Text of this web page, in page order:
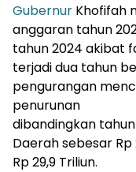
Gubernur Khofifah
anggaran tahun
tahun 2024 akibat
terjadi dua tahun
pengurangan
penurunan
dibandingkan
Daerah sebesar
Rp 29,9 Triliun.